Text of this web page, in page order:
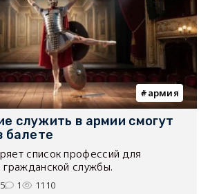
армия
служить в армии смогут
балете
список профессий для
гражданской службы.
1 1110